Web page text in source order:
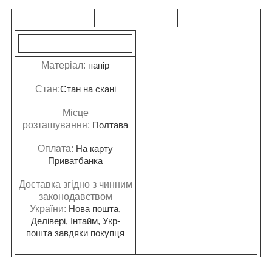
Матеріал: папір
Стан:Стан на скані
Місце
розташування: Полтава
Оплата: На карту
Приватбанка
Доставка згідно з чинним
законодавством
України: Нова пошта,
Делівері, Інтайм, Укр-
пошта завдяки покупця